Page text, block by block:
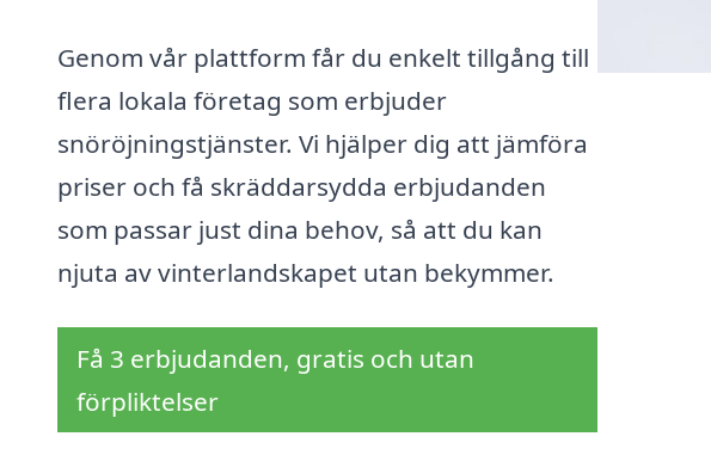
Genom vår plattform får du enkelt tillgång till
flera lokala företag som erbjuder
snöröjningstjänster. Vi hjälper dig att jämföra
priser och få skräddarsydda erbjudanden
som passar just dina behov, så att du kan
njuta av vinterlandskapet utan bekymmer.
Få 3 erbjudanden, gratis och utan
förpliktelser